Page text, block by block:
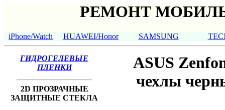
РЕМОНТ
iPhone/Watch HUAWEI/Honor SAMSUNG
ГИДРОГЕЛЕВЫЕ
ПЛЕНКИ
2D ПРОЗРАЧНЫЕ
ЗАЩИТНЫЕ СТЕКЛА
ASUS
чехлы